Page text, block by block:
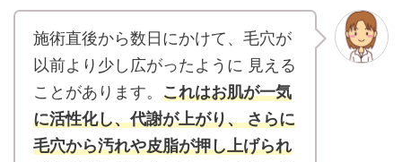
施術直後から数日にかけて、毛穴が
以前より少し広がったように 見える
ことがあります。 これはお肌が一気
に活性化し、代謝が上がり、 さらに
毛穴から汚れや皮脂が押し上げられ